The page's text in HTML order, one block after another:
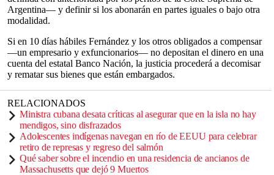
Argentina— y definir si los abonarán en partes iguales o bajo otra
modalidad.
Si en 10 días hábiles Fernández y los otros obligados a compensar
—un empresario y exfuncionarios— no depositan el dinero en una
cuenta del estatal Banco Nación, la justicia procederá a decomisar
y rematar sus bienes que están embargados.
RELACIONADOS
Ministra cubana desata críticas al asegurar que en la isla no hay
mendigos, sino disfrazados
Adolescentes indígenas navegan en río de EEUU para celebrar
retiro de represas y regreso del salmón
Qué saber sobre el incendio en una residencia de ancianos de
Massachusetts que dejó 9 Muertos